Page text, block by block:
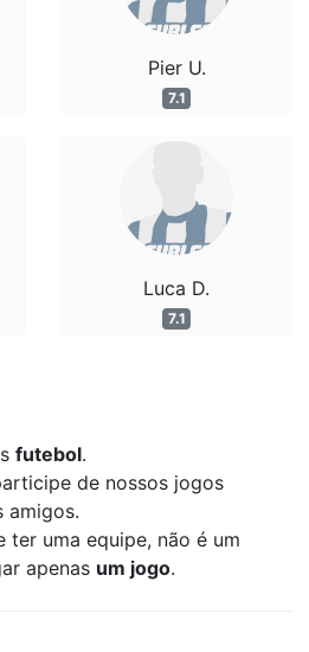
Pier U.
7.1
Luca D.
7.1
futebol.
de nossos jogos
amigos.
ter uma equipe, não é um
apenas um jogo.